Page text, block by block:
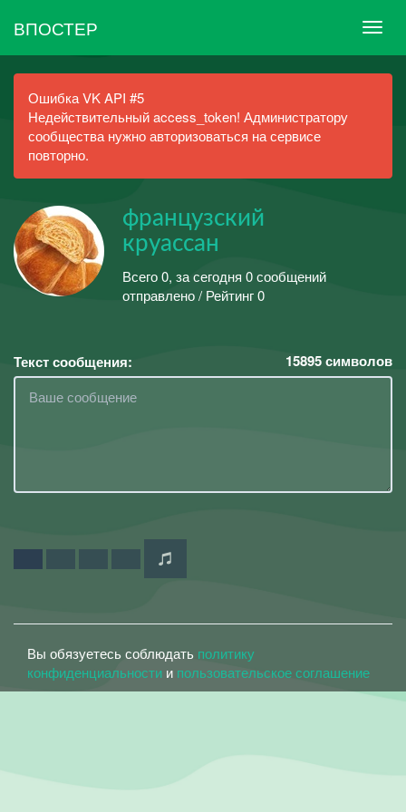
ВПОСТЕР
Ошибка VK API #5
Недействительный access_token! Администратору
сообщества нужно авторизоваться на сервисе
повторно.
французский
круассан
Всего 0, за сегодня 0 сообщений
отправлено / Рейтинг 0
Текст сообщения: 15895символов
Вы обязуетесь соблюдать политику
конфиденциальности и пользовательское соглашение